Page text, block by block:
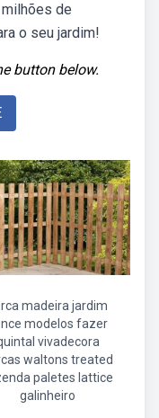
de
o seu jardim!
button below.
madeira jardim
modelos fazer
vivadecora
waltons treated
paletes lattice
galinheiro